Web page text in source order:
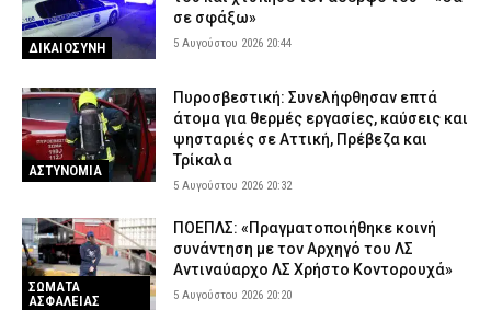
ΔΙΚΑΙΟΣΥΝΗ
σε σφάξω»
5 Αυγούστου 2026 20:44
ΑΣΤΥΝΟΜΙΑ
Πυροσβεστική: Συνελήφθησαν επτά
άτομα για θερμές εργασίες, καύσεις και
ψησταριές σε Αττική, Πρέβεζα και
Τρίκαλα
5 Αυγούστου 2026 20:32
ΣΩΜΑΤΑ
ΑΣΦΑΛΕΙΑΣ
ΠΟΕΠΛΣ: «Πραγματοποιήθηκε κοινή
συνάντηση με τον Αρχηγό του ΛΣ
Αντιναύαρχο ΛΣ Χρήστο Κοντορουχά»
5 Αυγούστου 2026 20:20